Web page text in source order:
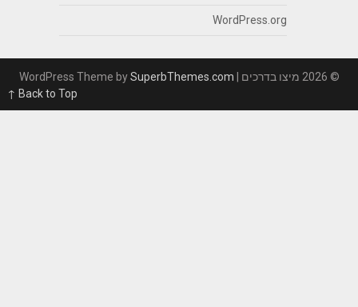
WordPress.org
| WordPress Theme by
SuperbThemes.com
Back to Top ↑